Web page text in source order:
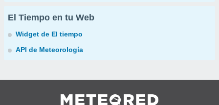
El Tiempo en tu Web
Widget de El tiempo
API de Meteorología